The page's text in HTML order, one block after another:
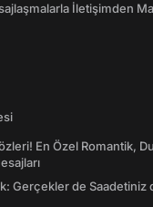
İletişimden
En Özel Romantik,
Gerçekler de Saadetiniz